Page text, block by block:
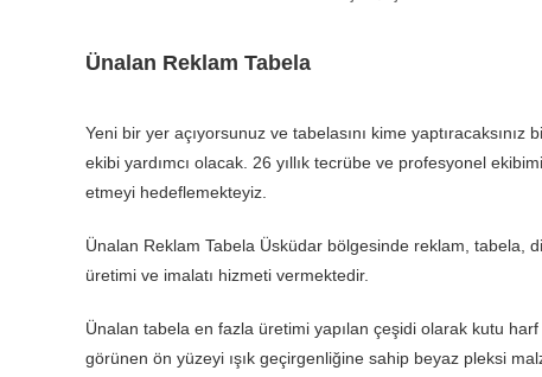
Ünalan Reklam Tabela
Yeni bir yer açıyorsunuz ve tabelasını kime
ekibi yardımcı olacak. 26 yıllık tecrübe ve profesyonel
etmeyi hedeflemekteyiz.
Ünalan Reklam Tabela Üsküdar bölgesinde reklam, tabela,
üretimi ve imalatı hizmeti vermektedir.
Ünalan tabela en fazla üretimi yapılan çeşidi olarak kutu
görünen ön yüzeyi ışık geçirgenliğine sahip beyaz pleksi